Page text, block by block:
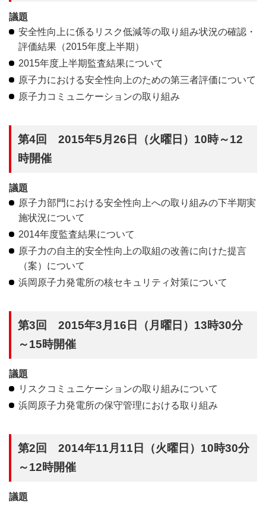
議題
安全性向上に係るリスク低減等の取り組み状況の確認・
評価結果（2015年度上半期）
2015年度上半期監査結果について
原子力における安全性向上のための第三者評価について
原子力コミュニケーションの取り組み
第4回 2015年5月26日（火曜日）10時～12
時開催
議題
原子力部門における安全性向上への取り組みの下半期実
施状況について
2014年度監査結果について
原子力の自主的安全性向上の取組の改善に向けた提言
（案）について
浜岡原子力発電所の核セキュリティ対策について
第3回 2015年3月16日（月曜日）13時30分
～15時開催
議題
リスクコミュニケーションの取り組みについて
浜岡原子力発電所の保守管理における取り組み
第2回 2014年11月11日（火曜日）10時30分
～12時開催
議題